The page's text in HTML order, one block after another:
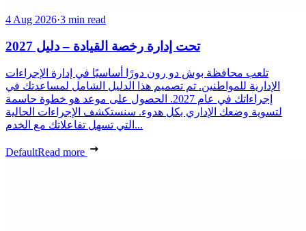
4 Aug 2026·3 min read
تحت إدارة رخصة القيادة – دليل 2027
تلعب محافظة بوش دو رون دورًا أساسيًا في إدارة الإجراءات
الإدارية للمواطنين. تم تصميم هذا الدليل الشامل لمساعدتك في
إجراءاتك في عام 2027. الحصول على موعد هو خطوة حاسمة
لتسوية وضعك الإداري بكل هدوء. سنستكشف الإجراءات الحالية
التي تسهل تفاعلاتك مع الخدم...
DefaultRead more